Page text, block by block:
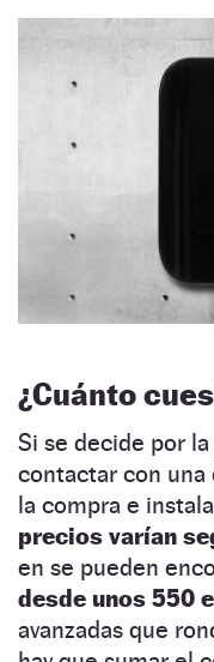
¿Cuánto
Si se decide por
contactar con una
la compra e
precios varían
en se pueden
desde unos 550
avanzadas que